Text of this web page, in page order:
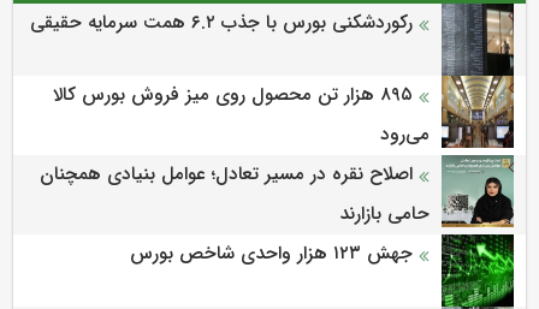
رکوردشکنی بورس با جذب ۶.۲ همت سرمایه حقیقی
۸۹۵ هزار تن محصول روی میز فروش بورس کالا
می‌‌رود
اصلاح نقره در مسیر تعادل؛ عوامل بنیادی همچنان
حامی بازارند
جهش ۱۲۳ هزار واحدی شاخص بورس